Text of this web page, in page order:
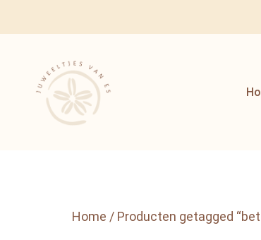
Home / Producten getagged